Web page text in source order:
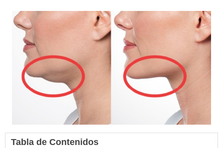
Tabla de Contenidos